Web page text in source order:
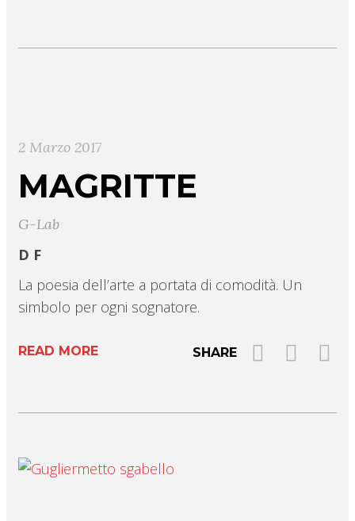
2 Marzo 2017
MAGRITTE
G-Lab
D F
La poesia dell’arte a portata di comodità. Un
simbolo per ogni sognatore.
READ MORE SHARE